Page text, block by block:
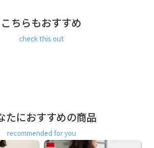
こちらもおすすめ
check this out
たにおすすめの商品
recommended for you